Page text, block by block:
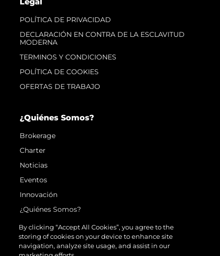
POLÍTICA DE PRIVACIDAD
DECLARACIÓN EN CONTRA DE LA ESCLAVITUD
MODERNA
TERMINOS Y CONDICIONES
POLÍTICA DE COOKIES
OFERTAS DE TRABAJO
¿Quiénes Somos?
Brokerage
Charter
Noticias
Eventos
Innovación
¿Quiénes Somos?
El Equipo
Estilo De Vida
Historia
By clicking “Accept All Cookies”, you agree to the
storing of cookies on your device to enhance site
navigation, analyze site usage, and assist in our